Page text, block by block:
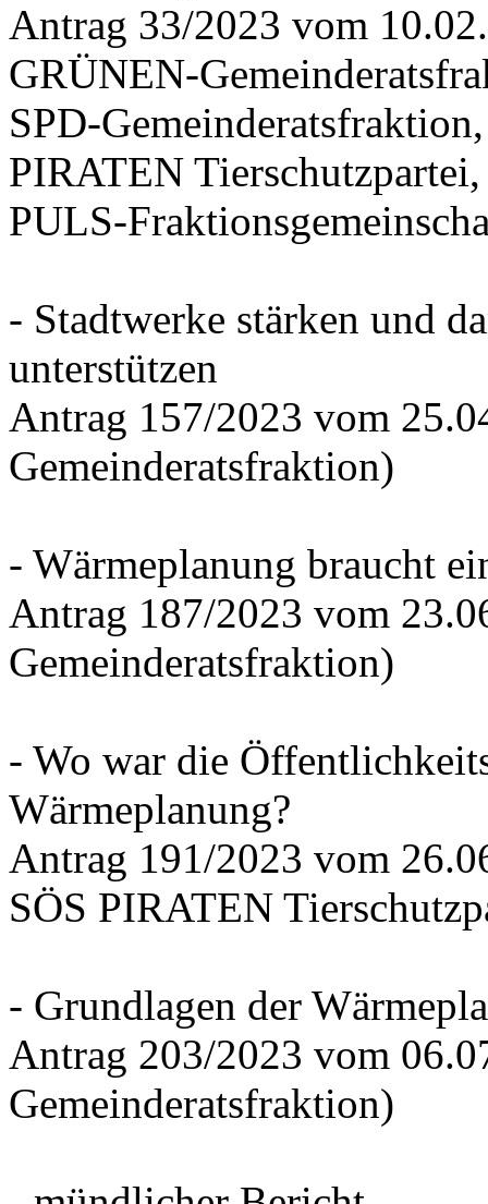
Antrag 33/2023 vom
GRÜNEN-
SPD-
PIRATEN Tierschutzpartei,
PULS-
- Stadtwerke stärken und
unterstützen
Antrag 157/2023 vom
Gemeinderatsfraktion)
- Wärmeplanung braucht
Antrag 187/2023 vom
Gemeinderatsfraktion)
- Wo war die
Wärmeplanung?
Antrag 191/2023 vom
SÖS PIRATEN
- Grundlagen der
Antrag 203/2023 vom
Gemeinderatsfraktion)